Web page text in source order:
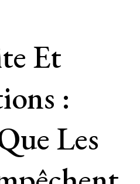
Et
:
Les